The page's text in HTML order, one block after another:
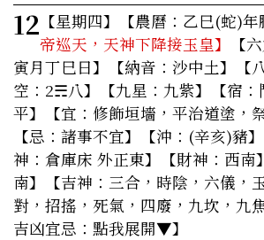
12 【星期四】 【農曆：乙巳(蛇)年
帝巡天，天神下降接玉皇】
【
寅月丁巳日】【納音：沙中土】【
空：2☴八】【九星：九紫】【宿：
平】
【宜：修飾垣墻，平治道塗，
【忌：諸事不宜】【沖：(辛亥)豬
神：倉庫床 外正東】【財神：西南
南】【吉神：三合，時陰，六儀，
對，招搖，死氣，四廢，九坎，九
吉凶宜忌：點我展開▼】